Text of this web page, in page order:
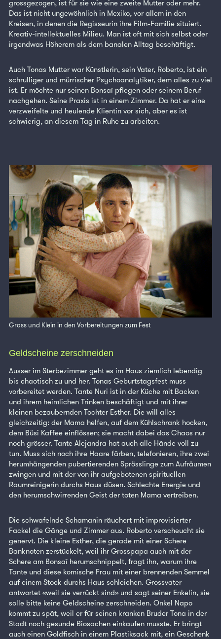
grossgezogen, ist für sie wie eine zweite Mutter oder mehr.
Das ist nicht ungewöhnlich in Mexiko, vor allem in den
Kreisen, in denen die Regisseurin ihre Film-Familie situiert.
Kreativ-intellektuelles Milieu. Man ist oft mit sich selbst oder
irgendwas Höherem als dem banalen Alltag beschäftigt.
Auch Tonas Mutter war Künstlerin, sein Vater, Roberto, ist ein
schrulliger und mürrischer Psychoanalytiker, dem alles zu viel
ist. Er möchte nur seinen Bonsaï pflegen oder seinem Beruf
nachgehen. Seine Praxis ist in einem Zimmer. Da hat er eine
verzweifelte und heulende Klientin vor sich, aber es ist
schwierig, an diesem Tag in Ruhe zu arbeiten.
Gross und Klein in den Vorbereitungen zum Fest
Geldscheine zerschneiden
Ausser im Sterbezimmer geht es im Haus ziemlich lebendig
bis chaotisch zu und her. Tonas Geburtstagsfest muss
vorbereitet werden. Tante Nuri ist in der Küche mit Backen
und ihrem heimlichen Trinken beschäftigt und mit ihrer
kleinen bezaubernden Tochter Esther. Die will alles
gleichzeitig: der Mama helfen, auf dem Kühlschrank hocken,
dem Büsi Kaffee einflössen; sie macht dabei das Chaos nur
noch grösser. Tante Alejandra hat auch alle Hände voll zu
tun. Muss sich noch ihre Haare färben, telefonieren, ihre zwei
herumhängenden pubertierenden Sprösslinge zum Aufräumen
zwingen und mit der von ihr aufgebotenen spirituellen
Raumreinigerin durchs Haus düsen. Schlechte Energie und
den herumschwirrenden Geist der toten Mama vertreiben.
Die schwafelnde Schamanin räuchert mit improvisierter
Fackel die Gänge und Zimmer aus. Roberto verscheucht sie
genervt. Die kleine Esther, die gerade mit einer Schere
Banknoten zerstückelt, weil ihr Grosspapa auch mit der
Schere am Bonsaï herumschnippelt, fragt ihn, warum ihre
Tante und diese komische Frau mit einer brennenden Semmel
auf einem Stock durchs Haus schleichen. Grossvater
antwortet «weil sie verrückt sind» und sagt seiner Enkelin, sie
solle bitte keine Geldscheine zerschneiden. Onkel Napo
kommt zu spät, weil er für seinen kranken Bruder Tona in der
Stadt noch gesunde Biosachen einkaufen musste. Er bringt
auch einen Goldfisch in einem Plastiksack mit, ein Geschenk